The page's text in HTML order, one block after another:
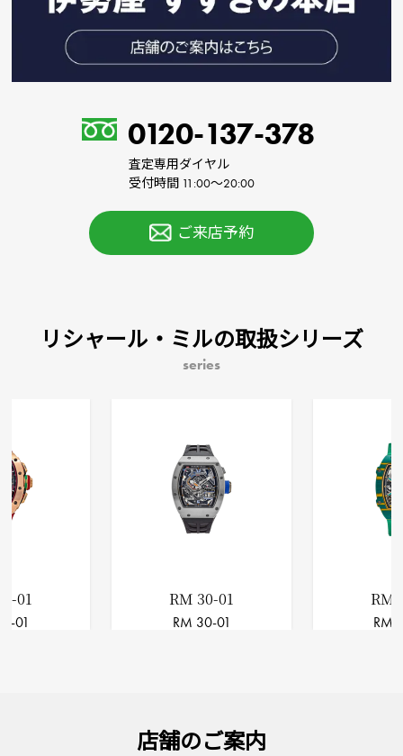
0120-137-378
査定専用ダイヤル
受付時間 11:00～20:00
ご来店予約
リシャール・ミルの取扱シリーズ
series
01
01
RM 30-01
RM 30-01
RM
RM
店舗のご案内